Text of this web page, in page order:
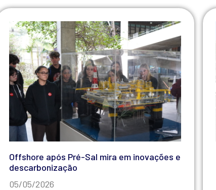
Offshore após Pré-Sal mira em inovações e
descarbonização
05/05/2026